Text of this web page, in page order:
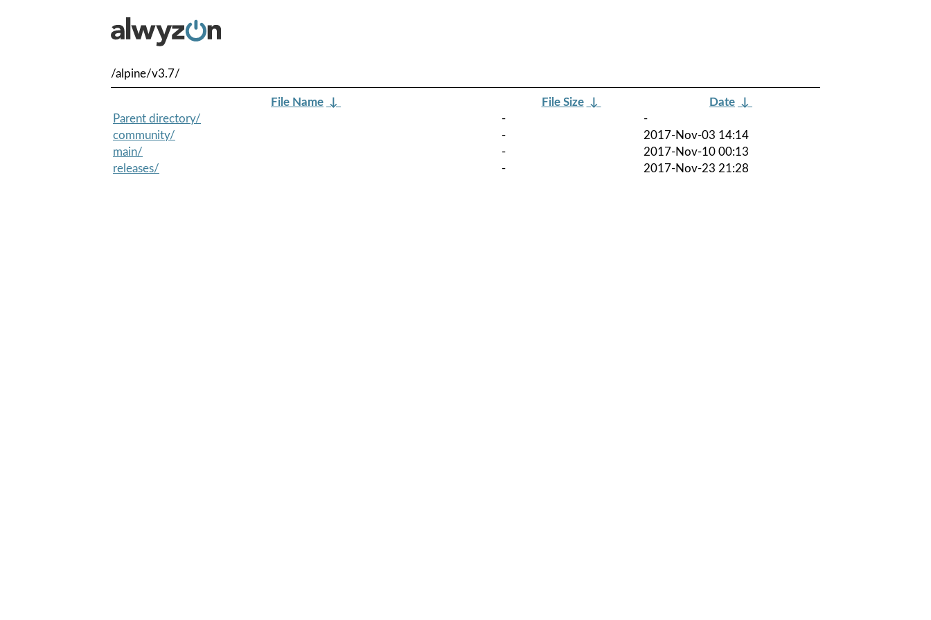
/alpine/v3.7/
File Name ↓ File Size ↓ Date ↓
Parent directory/
-
-
community/
-
2017-Nov-03 14:14
main/
-
2017-Nov-10 00:13
releases/
- 2017-Nov-23 21:28